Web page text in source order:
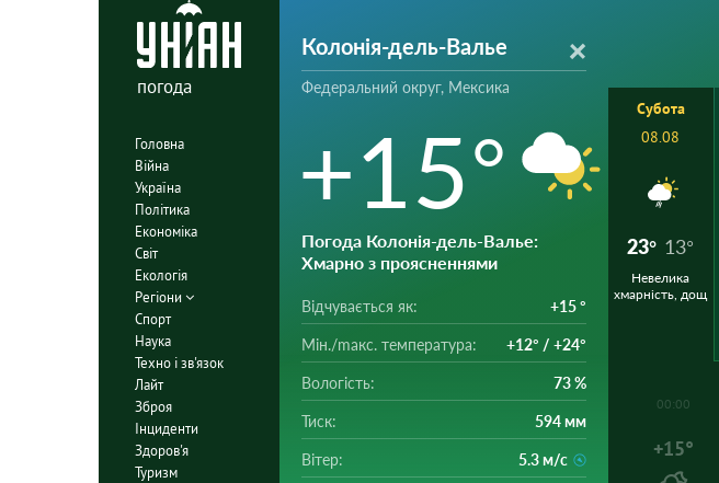
погода
Головна
Війна
Україна
Політика
Економіка
Світ
Екологія
Регіони
Спорт
Наука
Техно і зв'язок
Лайт
Зброя
Інциденти
Здоров'я
Туризм
Колонія-дель-Валье
Федеральний округ, Мексика
+15°
Погода Колонія-дель-Валье:
Хмарно з проясненнями
Відчувається як: +15 °
Мін./mакс. температура: +12° / +24°
Вологість: 73 %
Тиск: 594 мм
Вітер: 5.3 м/с
Субота
08.08
23° 13°
Невелика
хмарність, дощ
00:00
+15°